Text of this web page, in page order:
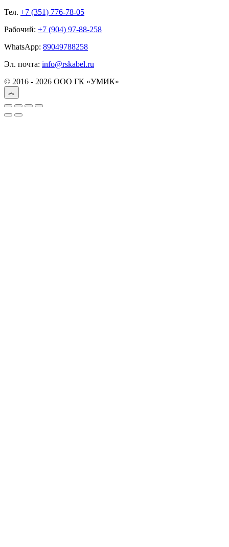
Тел. +7 (351) 776-78-05
Рабочий: +7 (904) 97-88-258
WhatsApp: 89049788258
Эл. почта: info@rskabel.ru
© 2016 - 2026 ООО ГК «УМИК»